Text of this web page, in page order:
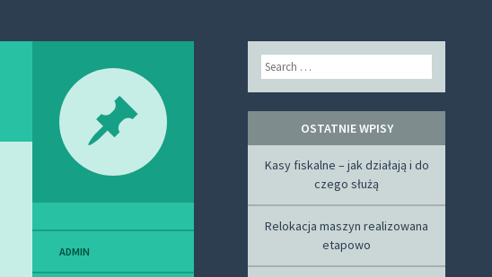
ADMIN
Search
OSTATNIE WPISY
Kasy fiskalne – jak działają i do
czego służą
Relokacja maszyn realizowana
etapowo